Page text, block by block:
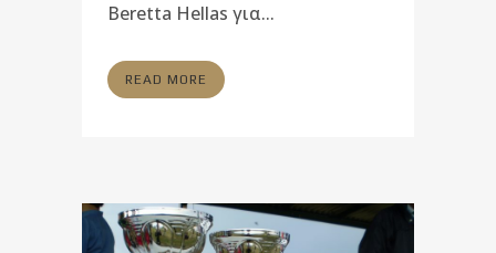
Beretta Hellas για...
READ MORE